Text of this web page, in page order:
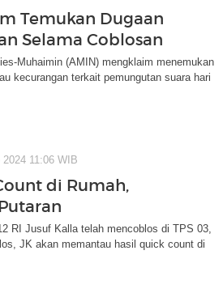
Temukan Dugaan
Selama Coblosan
Muhaimin (AMIN) mengklaim menemukan
kecurangan terkait pemungutan suara hari
2024 11:06 WIB
di Rumah,
RI Jusuf Kalla telah mencoblos di TPS 03,
JK akan memantau hasil quick count di